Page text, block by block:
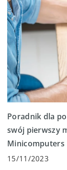
Poradnik dla
swój pierwszy
Minicomputers
15/11/2023